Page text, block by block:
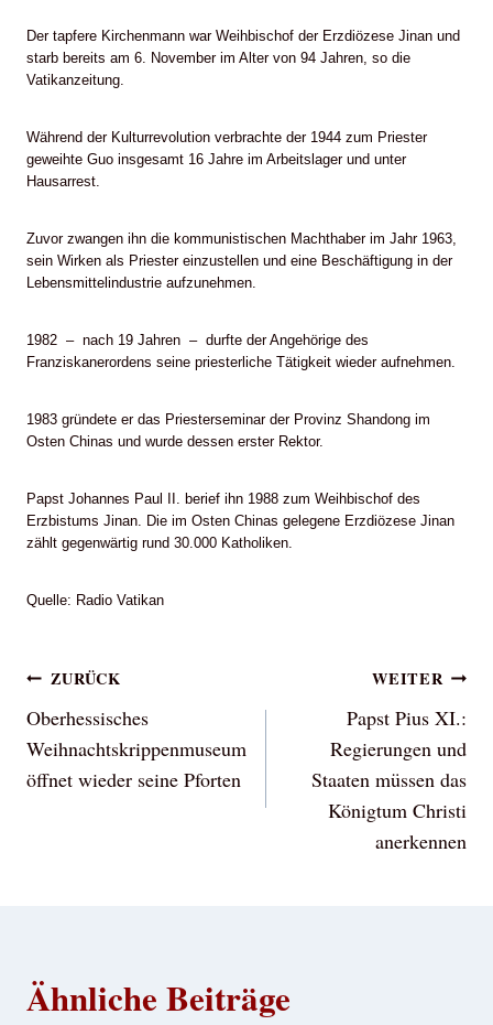
Der tapfere Kirchenmann war Weihbischof der Erzdiözese Jinan und
starb bereits am 6. November im Alter von 94 Jahren, so die
Vatikanzeitung.
Während der Kulturrevolution verbrachte der 1944 zum Priester
geweihte Guo insgesamt 16 Jahre im Arbeitslager und unter
Hausarrest.
Zuvor zwangen ihn die kommunistischen Machthaber im Jahr 1963,
sein Wirken als Priester einzustellen und eine Beschäftigung in der
Lebensmittelindustrie aufzunehmen.
1982 – nach 19 Jahren – durfte der Angehörige des
Franziskanerordens seine priesterliche Tätigkeit wieder aufnehmen.
1983 gründete er das Priesterseminar der Provinz Shandong im
Osten Chinas und wurde dessen erster Rektor.
Papst Johannes Paul II. berief ihn 1988 zum Weihbischof des
Erzbistums Jinan. Die im Osten Chinas gelegene Erzdiözese Jinan
zählt gegenwärtig rund 30.000 Katholiken.
Quelle: Radio Vatikan
Beitragsnavigation
ZURÜCK
Oberhessisches
Weihnachtskrippenmuseum
öffnet wieder seine Pforten
WEITER
Papst Pius XI.:
Regierungen und
Staaten müssen das
Königtum Christi
anerkennen
Ähnliche Beiträge